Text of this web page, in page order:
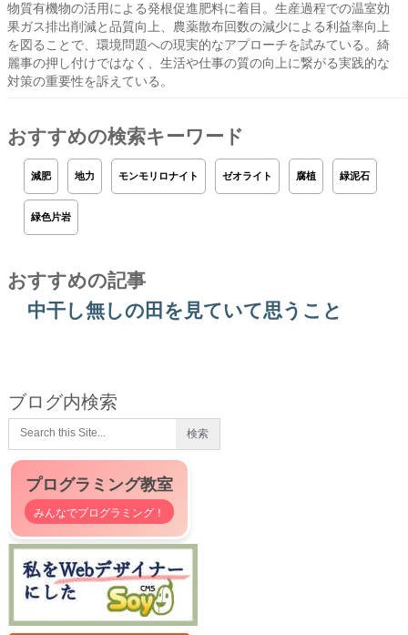
物質有機物の活用による発根促進肥料に着目。生産過程での温室効
果ガス排出削減と品質向上、農薬散布回数の減少による利益率向上
を図ることで、環境問題への現実的なアプローチを試みている。綺
麗事の押し付けではなく、生活や仕事の質の向上に繋がる実践的な
対策の重要性を訴えている。
おすすめの検索キーワード
減肥 地力 モンモリロナイト ゼオライト 腐植 緑泥石
緑色片岩
おすすめの記事
中干し無しの田を見ていて思うこと
ブログ内検索
プログラミング教室
みんなでプログラミング！